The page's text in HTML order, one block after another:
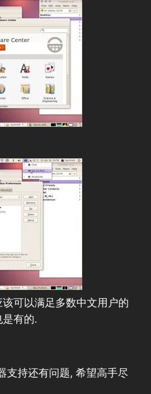
可以满足多数中文用户的
有的.
支持还有问题, 希望高手尽